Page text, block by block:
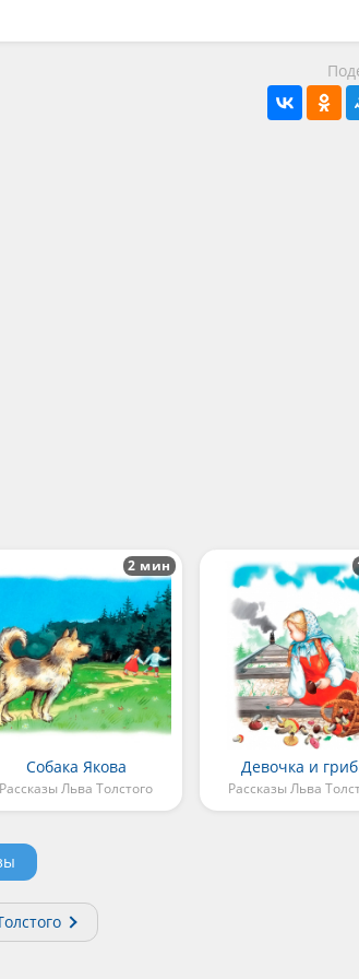
Собака Якова
Рассказы Льва Толстого
2 мин
Девочка и
Рассказы Льва